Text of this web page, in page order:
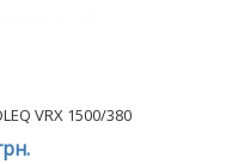
VRX 1500/380